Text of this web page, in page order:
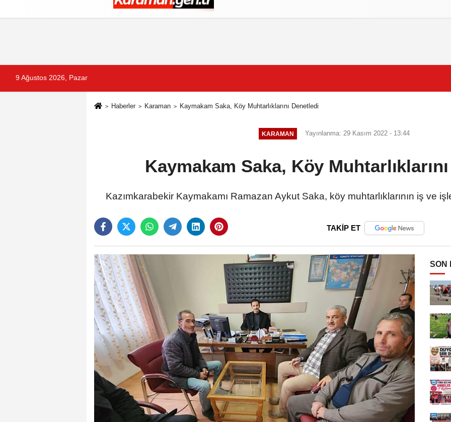
Künye İletişim Çerez Politikası
9 Ağustos 2026, Pazar
Haberler Karaman Kaymakam Saka, Köy Muhtarlıklarını Denetledi
KARAMAN Yayınlanma: 29 Kasım 2022 - 13:44
Kaymakam Saka, Köy
Kazımkarabekir Kaymakamı Ramazan Aykut Saka, köy muhtarlıklarının iş ve
TAKİP ET
SON